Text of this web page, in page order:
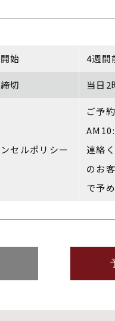
始 4週間
切 当日2
セルポリシー
ご予
連絡
のお
で予